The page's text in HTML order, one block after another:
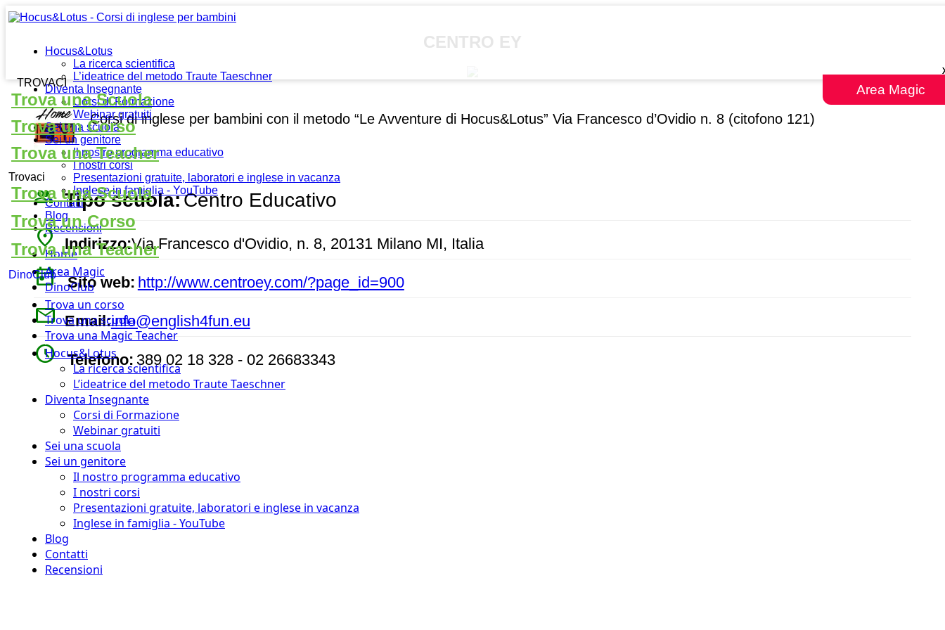
Hocus&Lotus
La ricerca scientifica
L’ideatrice del metodo Traute Taeschner
Diventa Insegnante
Corsi di Formazione
Webinar gratuiti
Sei una scuola
Sei un genitore
Il nostro programma educativo
I nostri corsi
Presentazioni gratuite, laboratori e inglese in vacanza
Inglese in famiglia - YouTube
Contatti
Blog
Recensioni
Home
Area Magic
DinoClub
Trova un corso
Trova una scuola
Trova una Magic Teacher
Hocus&Lotus
La ricerca scientifica
L’ideatrice del metodo Traute Taeschner
Diventa Insegnante
Corsi di Formazione
Webinar gratuiti
Sei una scuola
Sei un genitore
Il nostro programma educativo
I nostri corsi
Presentazioni gratuite, laboratori e inglese in vacanza
Inglese in famiglia - YouTube
Blog
Contatti
Recensioni
Area Magic
TROVACI
Trova una Scuola
Trova un Corso
Trova una Teacher
Trovaci
Trova una Scuola
Trova un Corso
Trova una Teacher
DinoClub
CENTRO EY
Corsi di inglese per bambini con il metodo “Le Avventure di Hocus&Lotus” Via Francesco d’Ovidio n. 8 (citofono 121)
people_outline Tipo scuola:Centro Educativo
place Indirizzo:Via Francesco d'Ovidio, n. 8, 20131 Milano MI, Italia
today Sito web: http://www.centroey.com/?page_id=900
mail Email:info@english4fun.eu
watch_later Telefono: 389 02 18 328 - 02 26683343